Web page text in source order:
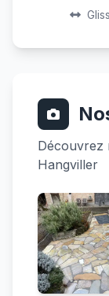
Avant
Découvrez
Hangviller